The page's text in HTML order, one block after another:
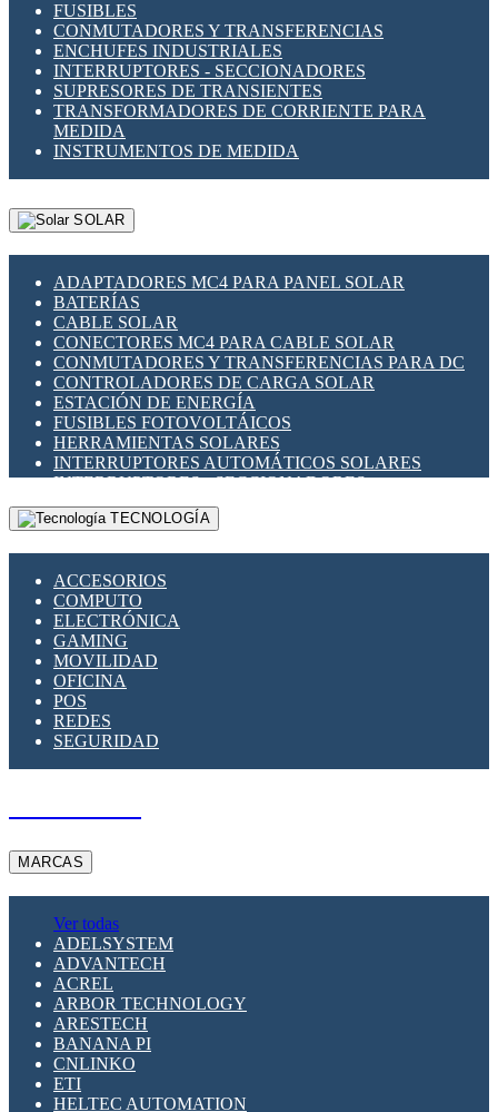
FUSIBLES
CONMUTADORES Y TRANSFERENCIAS
ENCHUFES INDUSTRIALES
INTERRUPTORES - SECCIONADORES
SUPRESORES DE TRANSIENTES
TRANSFORMADORES DE CORRIENTE PARA
MEDIDA
INSTRUMENTOS DE MEDIDA
SOLAR
ADAPTADORES MC4 PARA PANEL SOLAR
BATERÍAS
CABLE SOLAR
CONECTORES MC4 PARA CABLE SOLAR
CONMUTADORES Y TRANSFERENCIAS PARA DC
CONTROLADORES DE CARGA SOLAR
ESTACIÓN DE ENERGÍA
FUSIBLES FOTOVOLTÁICOS
HERRAMIENTAS SOLARES
INTERRUPTORES AUTOMÁTICOS SOLARES
INTERRUPTORES - SECCIONADORES
FOTOVOLTÁICOS
MONTAJE PANEL SOLAR
SUPRESOR DE TRANSIENTES SPDS PARA
APLICACIONES FOTOVOLTAICAS
TECNOLOGÍA
ACCESORIOS
COMPUTO
ELECTRÓNICA
GAMING
MOVILIDAD
OFICINA
POS
REDES
SEGURIDAD
MARCAS
Ver todas
ADELSYSTEM
ADVANTECH
ACREL
ARBOR TECHNOLOGY
ARESTECH
BANANA PI
CNLINKO
ETI
HELTEC AUTOMATION